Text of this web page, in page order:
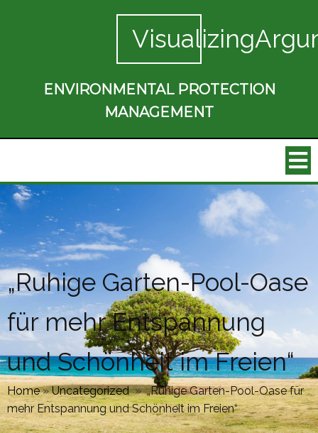
ENVIRONMENTAL PROTECTION
MANAGEMENT
„Ruhige Garten-Pool-Oase
für mehr Entspannung
und Schönheit im Freien“
Home»Uncategorized » „Ruhige Garten-Pool-Oase für
mehr Entspannung und Schönheit im Freien“